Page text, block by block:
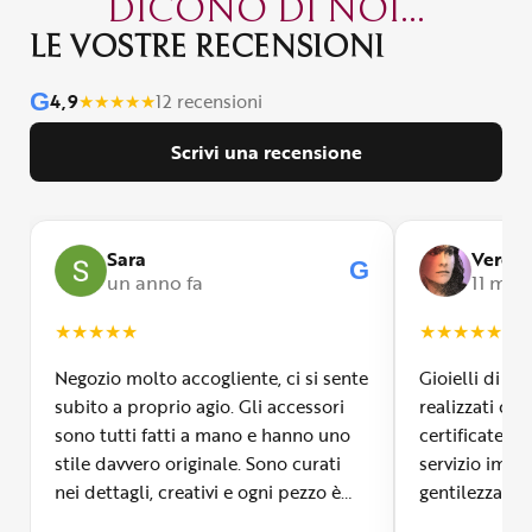
DICONO DI NOI...
LE VOSTRE RECENSIONI
G4,9★★★★★12 recensioni
Scrivi una recensione
Sara
un anno fa
G
★★★★★
Negozio molto accogliente, ci si sente
subito a proprio agio. Gli accessori
sono tutti fatti a mano e hanno uno
stile davvero originale. Sono curati
nei dettagli, creativi e ogni pezzo è
11
★★★★★
Gioielli di
realizzati
certificate,
servizio
gentilezza